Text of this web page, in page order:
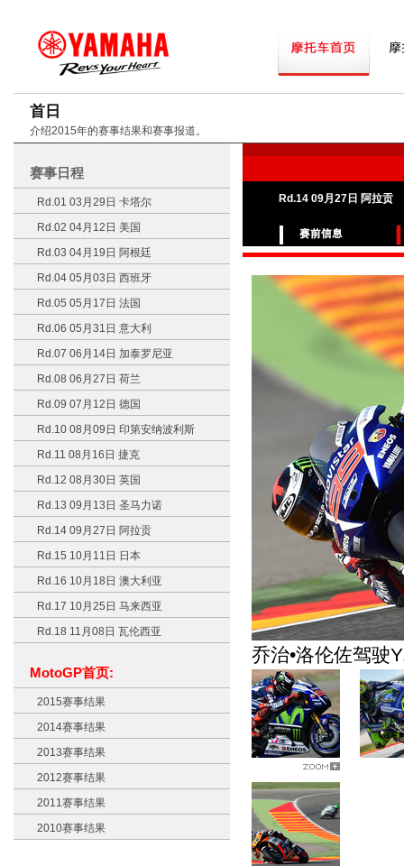
首日
介绍2015年的赛事结果和赛事报道。
Rd.14 09月27日 阿拉贡
乔治•洛伦佐驾驶
赛事日程
Rd.01 03月29日 卡塔尔
Rd.02 04月12日 美国
Rd.03 04月19日 阿根廷
Rd.04 05月03日 西班牙
Rd.05 05月17日 法国
Rd.06 05月31日 意大利
Rd.07 06月14日 加泰罗尼亚
Rd.08 06月27日 荷兰
Rd.09 07月12日 德国
Rd.10 08月09日 印第安纳波利斯
Rd.11 08月16日 捷克
Rd.12 08月30日 英国
Rd.13 09月13日 圣马力诺
Rd.14 09月27日 阿拉贡
Rd.15 10月11日 日本
Rd.16 10月18日 澳大利亚
Rd.17 10月25日 马来西亚
Rd.18 11月08日 瓦伦西亚
MotoGP首页:
2015赛事结果
2014赛事结果
2013赛事结果
2012赛事结果
2011赛事结果
2010赛事结果